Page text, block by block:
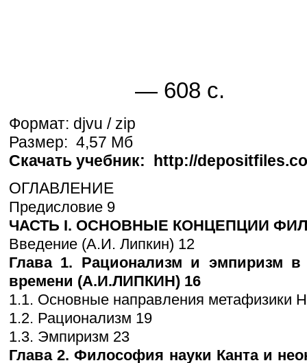
— 608 с.
Формат: djvu / zip
Размер: 4,57 Мб
Скачать учебник: http://
ОГЛАВЛЕНИЕ
Предисловие 9
ЧАСТЬ I. ОСНОВНЫЕ КОНЦЕПЦИИ
Введение (А.И. Липкин) 12
Глава 1. Рационализм и эмпиризм в
времени (А.И.ЛИПКИН) 16
1.1. Основные направления метафизики
1.2. Рационализм 19
1.3. Эмпиризм 23
Глава 2. Философия науки Канта и